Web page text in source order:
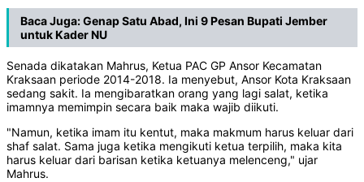
Baca Juga:Genap Satu Abad, Ini 9 Pesan Bupati Jember
untuk Kader NU
Senada dikatakan Mahrus, Ketua PAC GP Ansor Kecamatan
Kraksaan periode 2014-2018. Ia menyebut, Ansor Kota Kraksaan
sedang sakit. Ia mengibaratkan orang yang lagi salat, ketika
imamnya memimpin secara baik maka wajib diikuti.
"Namun, ketika imam itu kentut, maka makmum harus keluar dari
shaf salat. Sama juga ketika mengikuti ketua terpilih, maka kita
harus keluar dari barisan ketika ketuanya melenceng," ujar
Mahrus.